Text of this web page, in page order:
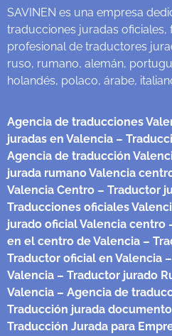
SAVINEN es una empresa
traducciones juradas
profesional de traductores
ruso, rumano, alemán,
holandés, polaco, árabe,
Agencia de traducciones
juradas en Valencia –
Agencia de traducción
jurada rumano Valencia
Valencia Centro – Traductor
Traducciones oficiales
jurado oficial Valencia centro
en el centro de Valencia –
Traductor oficial en Valencia
Valencia – Traductor jurado
Valencia – Agencia de
Traducción jurada
Traducción Jurada para